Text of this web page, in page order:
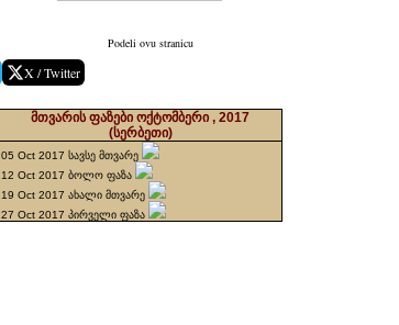
Podeli ovu stranicu
X / Twitter
მთვარის ფაზები ოქტომბერი , 2017
(სერბეთი)
05 Oct 2017 სავსე მთვარე
12 Oct 2017 ბოლო ფაზა
19 Oct 2017 ახალი მთვარე
27 Oct 2017 პირველი ფაზა